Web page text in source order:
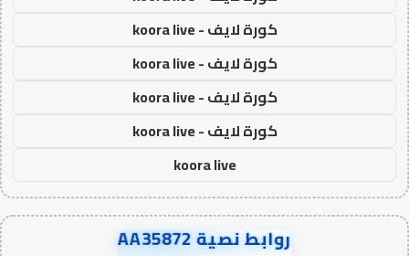
كورة لايف - koora live
كورة لايف - koora live
كورة لايف - koora live
كورة لايف - koora live
koora live
روابط نصية AA35872